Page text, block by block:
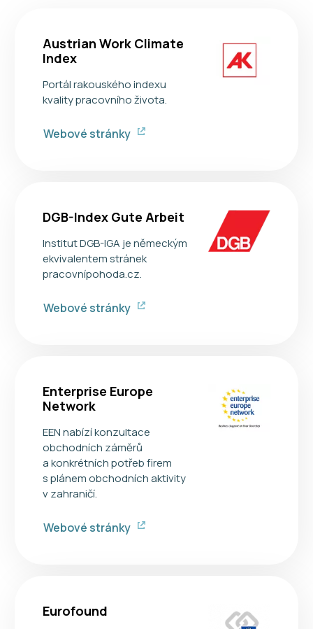
Austrian Work Climate
Index
Portál rakouského indexu
kvality pracovního života.
Webové stránky
DGB-Index Gute Arbeit
Institut DGB-IGA je německým
ekvivalentem stránek
pracovnípohoda.cz.
Webové stránky
Enterprise Europe
Network
EEN nabízí konzultace
obchodních záměrů
a konkrétních potřeb firem
s plánem obchodních aktivity
v zahraničí.
Webové stránky
Eurofound